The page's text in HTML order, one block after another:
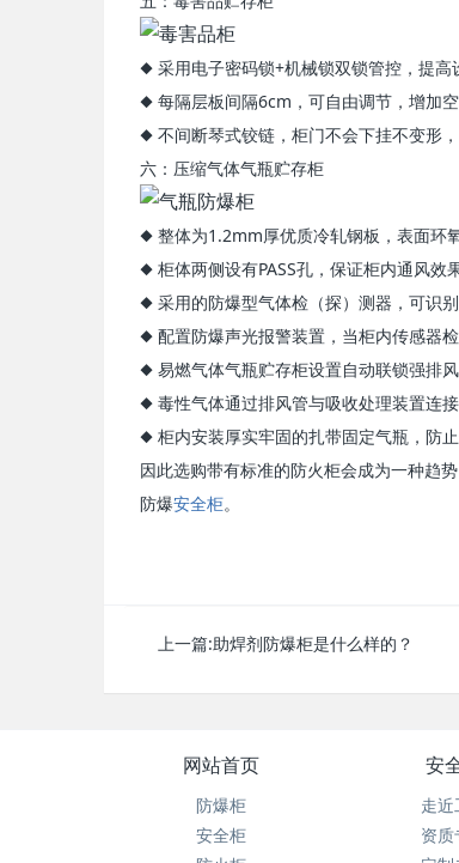
◆ 采用电子密码锁+机械锁双锁管控，提
◆ 每隔层板间隔6cm，可自由调节，增加
◆ 不间断琴式铰链，柜门不会下挂不变形
六：压缩气体气瓶贮存柜
◆ 整体为1.2mm厚优质冷轧钢板，表面环
◆ 柜体两侧设有PASS孔，保证柜内通风效
◆ 采用的防爆型气体检（探）测器，可识
◆ 配置防爆声光报警装置，当柜内传感器
◆ 易燃气体气瓶贮存柜设置自动联锁强排
◆ 毒性气体通过排风管与吸收处理装置连
◆ 柜内安装厚实牢固的扎带固定气瓶，防
因此选购带有标准的防火柜会成为一种趋
防爆安全柜。
上一篇:助焊剂防爆柜是什么样的？
网站首页
防爆柜
安全柜
安
走近
资质